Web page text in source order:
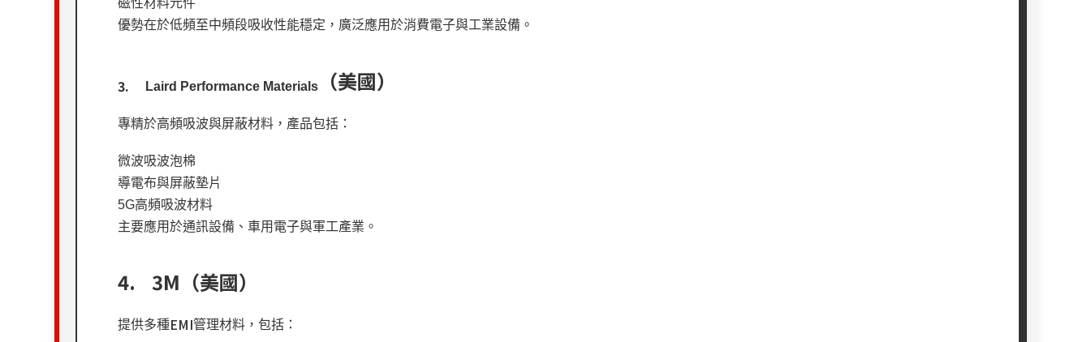
磁性材料元件
優勢在於低頻至中頻段吸收性能穩定，廣泛應用於消費電子與工業設備。
3. Laird Performance Materials （美國）
專精於高頻吸波與屏蔽材料，產品包括：
微波吸波泡棉
導電布與屏蔽墊片
5G高頻吸波材料
主要應用於通訊設備、車用電子與軍工產業。
4. 3M （美國）
提供多種EMI管理材料，包括：